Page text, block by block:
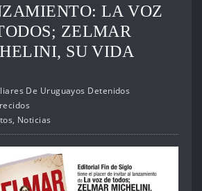
LA VOZ
ZELMAR
SU VIDA
De Uruguayos Detenidos
, Noticias